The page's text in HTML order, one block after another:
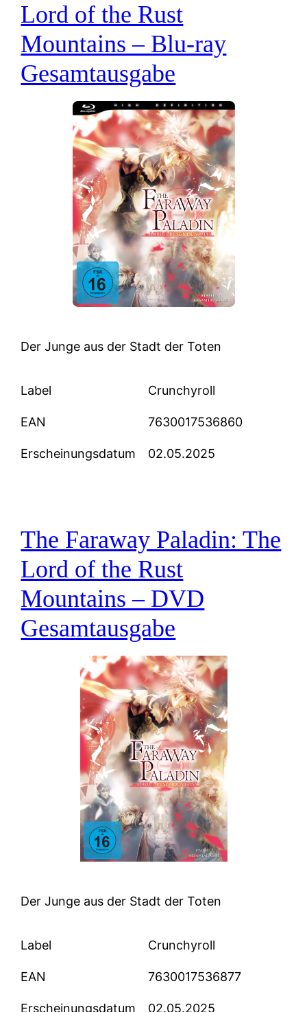
Lord of the Rust
Mountains – Blu-ray
Gesamtausgabe
Der Junge aus der Stadt der Toten
Label Crunchyroll
EAN 7630017536860
Erscheinungsdatum 02.05.2025
The Faraway Paladin: The
Lord of the Rust
Mountains – DVD
Gesamtausgabe
Der Junge aus der Stadt der Toten
Label Crunchyroll
EAN 7630017536877
Erscheinungsdatum 02.05.2025